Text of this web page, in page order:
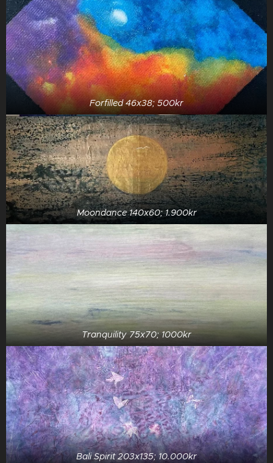
Forfilled 46x38; 500kr
Moondance 140x60; 1.900kr
Tranquility 75x70; 1000kr
Bali Spirit 203x135; 10.000kr